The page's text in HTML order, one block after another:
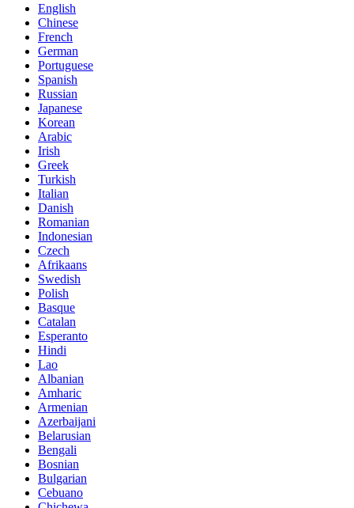
English
Chinese
French
German
Portuguese
Spanish
Russian
Japanese
Korean
Arabic
Irish
Greek
Turkish
Italian
Danish
Romanian
Indonesian
Czech
Afrikaans
Swedish
Polish
Basque
Catalan
Esperanto
Hindi
Lao
Albanian
Amharic
Armenian
Azerbaijani
Belarusian
Bengali
Bosnian
Bulgarian
Cebuano